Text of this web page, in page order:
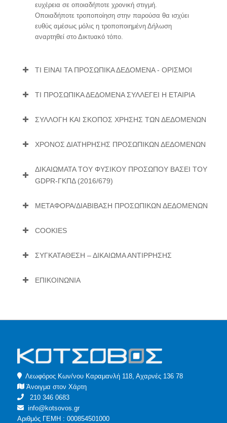
ευχέρεια σε οποιαδήποτε χρονική στιγμή.
Οποιαδήποτε τροποποίηση στην παρούσα θα ισχύει
ευθύς αμέσως μόλις η τροποποιημένη Δήλωση
αναρτηθεί στο Δικτυακό τόπο.
ΤΙ ΕΙΝΑΙ ΤΑ ΠΡΟΣΩΠΙΚΑ ΔΕΔΟΜΕΝΑ - ΟΡΙΣΜΟΙ
ΤΙ ΠΡΟΣΩΠΙΚΑ ΔΕΔΟΜΕΝΑ ΣΥΛΛΕΓΕΙ Η ΕΤΑΙΡΙΑ
ΣΥΛΛΟΓΗ ΚΑΙ ΣΚΟΠΟΣ ΧΡΗΣΗΣ ΤΩΝ ΔΕΔΟΜΕΝΩΝ
ΧΡΟΝΟΣ ΔΙΑΤΗΡΗΣΗΣ ΠΡΟΣΩΠΙΚΩΝ ΔΕΔΟΜΕΝΩΝ
ΔΙΚΑΙΩΜΑΤΑ ΤΟΥ ΦΥΣΙΚΟΥ ΠΡΟΣΩΠΟΥ ΒΑΣΕΙ ΤΟΥ
GDPR-ΓΚΠΔ (2016/679)
ΜΕΤΑΦΟΡΑ/ΔΙΑΒΙΒΑΣΗ ΠΡΟΣΩΠΙΚΩΝ ΔΕΔΟΜΕΝΩΝ
COOKIES
ΣΥΓΚΑΤΑΘΕΣΗ – ΔΙΚΑΙΩΜΑ ΑΝΤΙΡΡΗΣΗΣ
ΕΠΙΚΟΙΝΩΝΙΑ
Λεωφόρος Κων/νου Καραμανλή 118, Αχαρνές 136 78
Άνοιγμα στον Χάρτη
210 346 0683
info@kotsovos.gr
Αριθμός ΓΕΜΗ : 000854501000